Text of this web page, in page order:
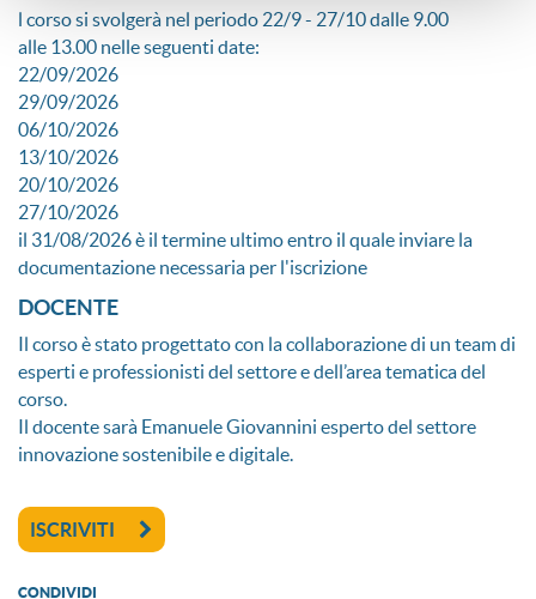
l corso si svolgerà nel periodo 22/9 - 27/10 dalle 9.00
alle 13.00 nelle seguenti date:
22/09/2026
29/09/2026
06/10/2026
13/10/2026
20/10/2026
27/10/2026
il 31/08/2026 è il termine ultimo entro il quale inviare la
documentazione necessaria per l'iscrizione
DOCENTE
Il corso è stato progettato con la collaborazione di un team di
esperti e professionisti del settore e dell’area tematica del
corso.
Il docente sarà Emanuele Giovannini esperto del settore
innovazione sostenibile e digitale.
ISCRIVITI
CONDIVIDI